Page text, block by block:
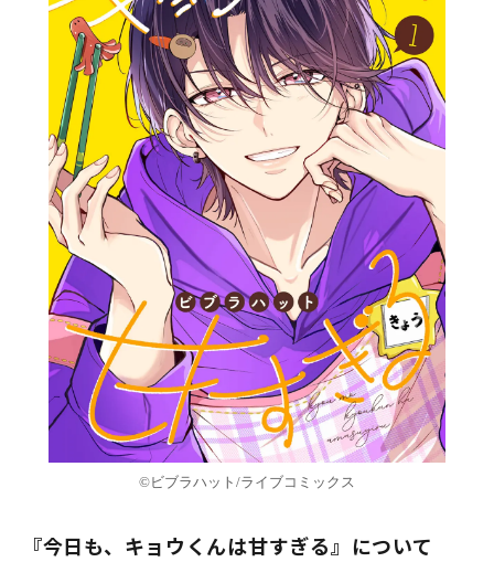
©ビブラハット/ライブコミックス
『今日も、キョウくんは甘すぎる』について